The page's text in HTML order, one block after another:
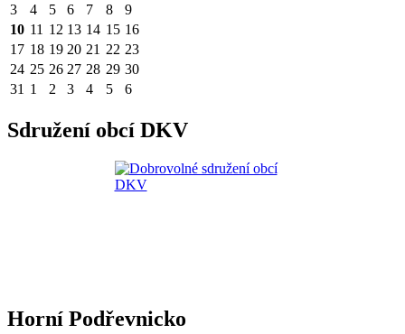
3
4 5 6 7 8
9
10 11 12 13 14 15 16
17 18 19 20 21 22 23
24 25 26 27 28 29 30
31 1 2 3 4 5 6
Sdružení obcí DKV
Horní Podřevnicko